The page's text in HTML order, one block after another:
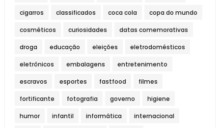
cigarros classificados coca cola copa do mundo
cosméticos curiosidades datas comemorativas
droga educação eleições eletrodomésticos
eletrônicos embalagens entretenimento
escravos esportes fastfood filmes
fortificante fotografia governo higiene
humor infantil informática internacional